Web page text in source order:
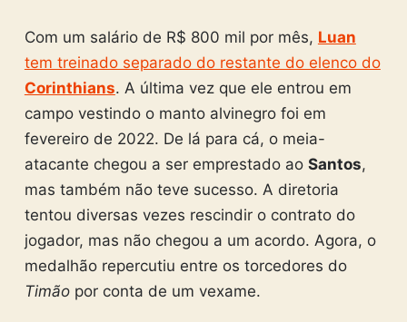
Com um salário de R$ 800 mil por mês, Luan
tem treinado separado do restante do elenco do
Corinthians. A última vez que ele entrou em
campo vestindo o manto alvinegro foi em
fevereiro de 2022. De lá para cá, o meia-
atacante chegou a ser emprestado ao Santos,
mas também não teve sucesso. A diretoria
tentou diversas vezes rescindir o contrato do
jogador, mas não chegou a um acordo. Agora, o
medalhão repercutiu entre os torcedores do
Timãopor conta de um vexame.